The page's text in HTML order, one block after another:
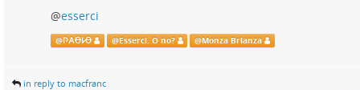
@esserci
@𐌐𐌀Ꝋ𐌋Ꝋ @Esserci. O no? @Monza Brianza
in reply to macfranc